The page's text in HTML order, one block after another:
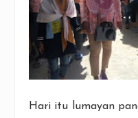
Hari itu lumayan